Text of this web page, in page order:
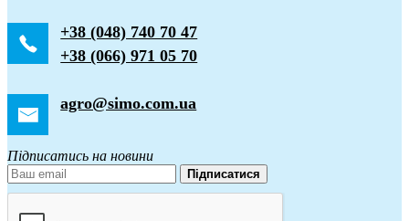
+38 (048) 740 70 47
+38 (066) 971 05 70
agro@simo.com.ua
Підписатись на новини
Підписатися